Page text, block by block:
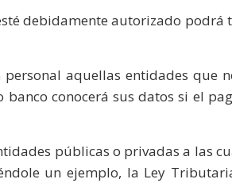
debidamente autorizado
aquellas entidades que
conocerá sus datos si el
públicas o privadas a las
un ejemplo, la Ley